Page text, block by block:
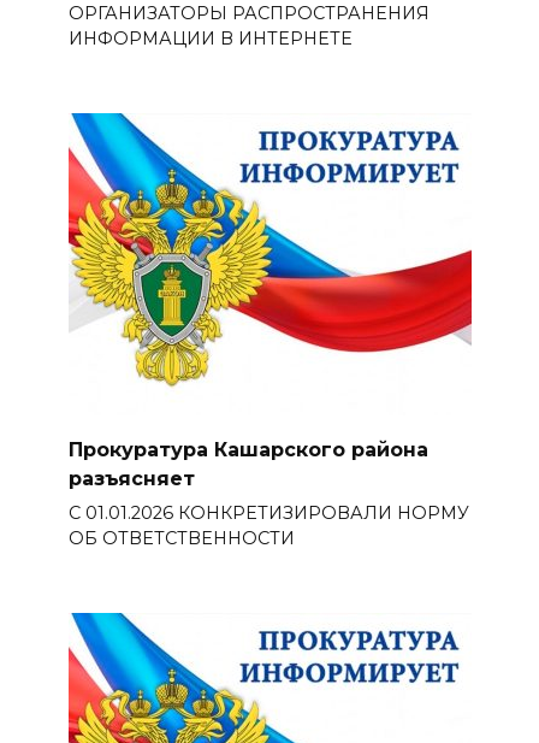
ОРГАНИЗАТОРЫ РАСПРОСТРАНЕНИЯ
ИНФОРМАЦИИ В ИНТЕРНЕТЕ
Прокуратура Кашарского района
разъясняет
С 01.01.2026 КОНКРЕТИЗИРОВАЛИ НОРМУ
ОБ ОТВЕТСТВЕННОСТИ